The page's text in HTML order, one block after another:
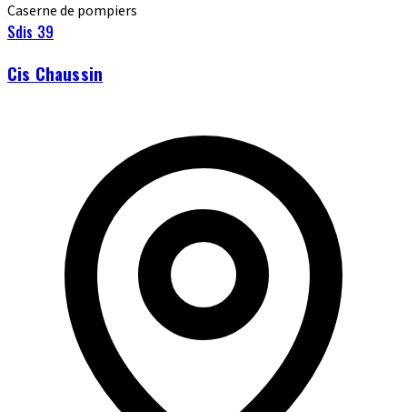
Caserne de pompiers
Sdis 39
Cis Chaussin